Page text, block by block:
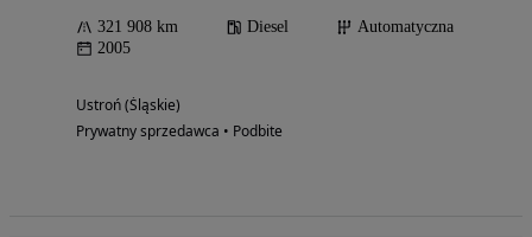
321 908 km Diesel
Automatyczna
2005
Ustroń (Śląskie)
Prywatny sprzedawca • Podbite